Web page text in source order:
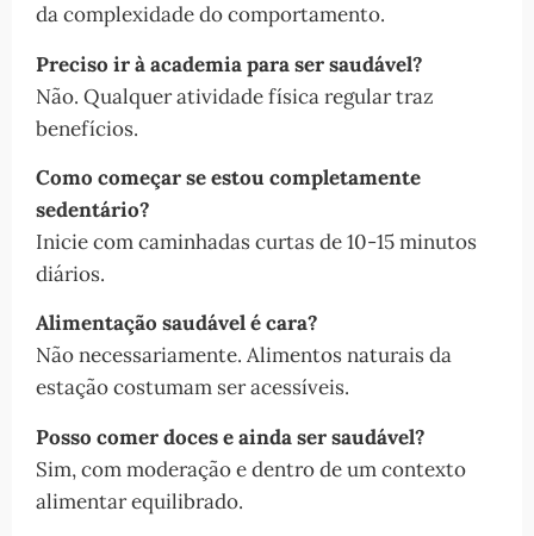
da complexidade do comportamento.
Preciso ir à academia para ser saudável?
Não. Qualquer atividade física regular traz
benefícios.
Como começar se estou completamente
sedentário?
Inicie com caminhadas curtas de 10-15 minutos
diários.
Alimentação saudável é cara?
Não necessariamente. Alimentos naturais da
estação costumam ser acessíveis.
Posso comer doces e ainda ser saudável?
Sim, com moderação e dentro de um contexto
alimentar equilibrado.